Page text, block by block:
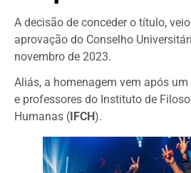
A decisão de conceder o título,
aprovação do Conselho
novembro de 2023.
Aliás, a homenagem vem após
e professores do Instituto de
Humanas (IFCH).